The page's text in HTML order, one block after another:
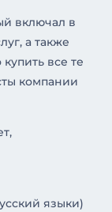
включал в
а также
все те
компании
языки)